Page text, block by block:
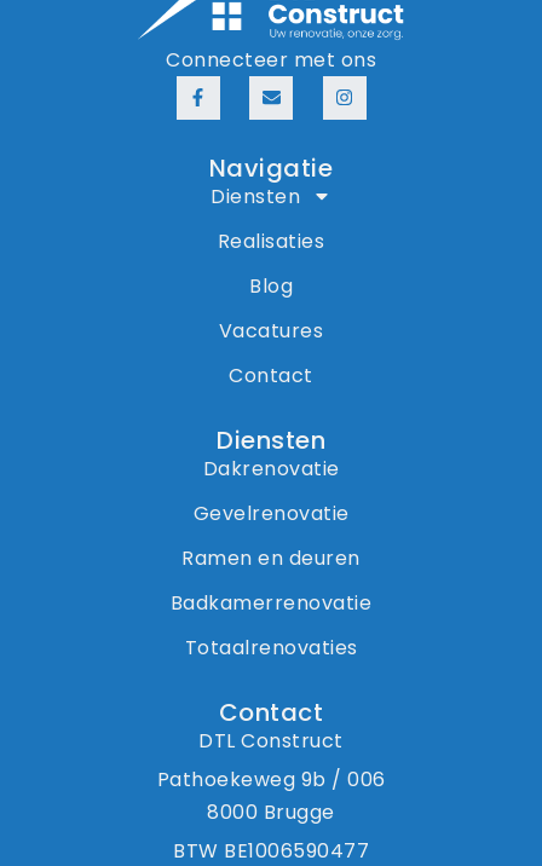
Connecteer met ons
Navigatie
Diensten
Realisaties
Blog
Vacatures
Contact
Diensten
Dakrenovatie
Gevelrenovatie
Ramen en deuren
Badkamerrenovatie
Totaalrenovaties
Contact
DTL Construct
Pathoekeweg 9b / 006
8000 Brugge
BTW BE1006590477